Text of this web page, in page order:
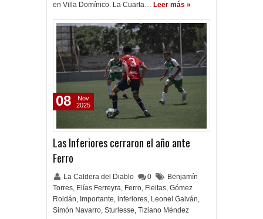
en Villa Domínico. La Cuarta… Leer más »
Las Inferiores cerraron el año ante
Ferro
La Caldera del Diablo 0
Benjamín
Torres, Elías Ferreyra, Ferro, Fleitas, Gómez
Roldán, Importante, inferiores, Leonel Galván,
Simón Navarro, Sturlesse, Tiziano Méndez
08
Nov
2025